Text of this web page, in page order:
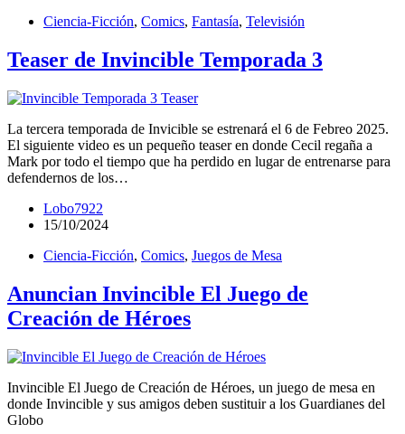
Ciencia-Ficción, Comics, Fantasía, Televisión
Teaser de Invincible Temporada 3
La tercera temporada de Invicible se estrenará el 6 de Febreo 2025.
El siguiente video es un pequeño teaser en donde Cecil regaña a
Mark por todo el tiempo que ha perdido en lugar de entrenarse para
defendernos de los…
Lobo7922
15/10/2024
Ciencia-Ficción, Comics, Juegos de Mesa
Anuncian Invincible El Juego de
Creación de Héroes
Invincible El Juego de Creación de Héroes, un juego de mesa en
donde Invincible y sus amigos deben sustituir a los Guardianes del
Globo